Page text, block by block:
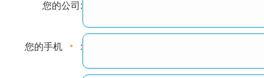
您的公司:
您的手机 :